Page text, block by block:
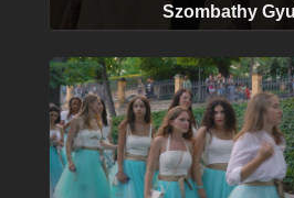
Szombathy